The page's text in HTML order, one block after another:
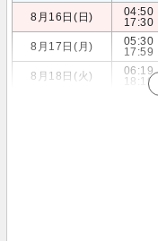
8月16日(日)
04:50
17:30
8月17日(月)
05:30
17:59
8月18日(火)
06:19
18:19